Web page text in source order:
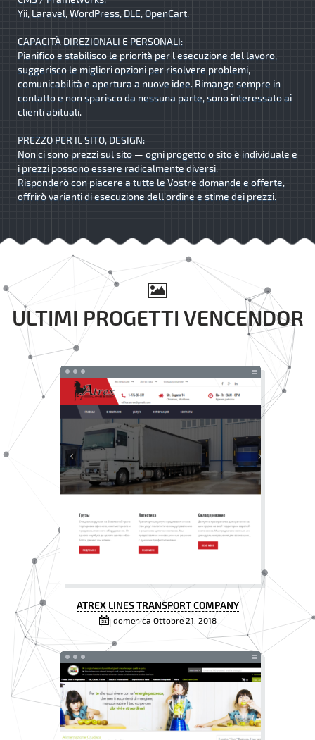
Yii, Laravel, WordPress, DLE, OpenCart.
CAPACITÀ DIREZIONALI E PERSONALI:
Pianifico e stabilisco le priorità per l'esecuzione del lavoro,
suggerisco le migliori opzioni per risolvere problemi,
comunicabilità e apertura a nuove idee. Rimango sempre in
contatto e non sparisco da nessuna parte, sono interessato ai
clienti abituali.
PREZZO PER IL SITO, DESIGN:
Non ci sono prezzi sul sito — ogni progetto o sito è individuale e
i prezzi possono essere radicalmente diversi.
Risponderò con piacere a tutte le Vostre domande e offerte,
offrirò varianti di esecuzione dell’ordine e stime dei prezzi.
ULTIMI PROGETTI VENCENDOR
ATREX LINES TRANSPORT COMPANY
domenica Ottobre 21, 2018